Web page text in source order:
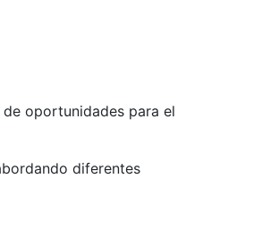
oportunidades para el
diferentes